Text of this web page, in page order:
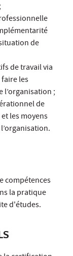
de
de travail via
les
l’organisation ;
de
les moyens
compétences
la pratique
d'études.